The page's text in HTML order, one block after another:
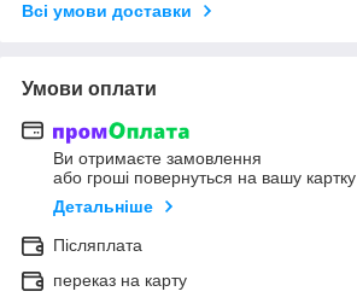
Всі умови доставки
Умови оплати
Ви отримаєте замовлення
або гроші повернуться на вашу картку
Детальніше
Післяплата
переказ на карту